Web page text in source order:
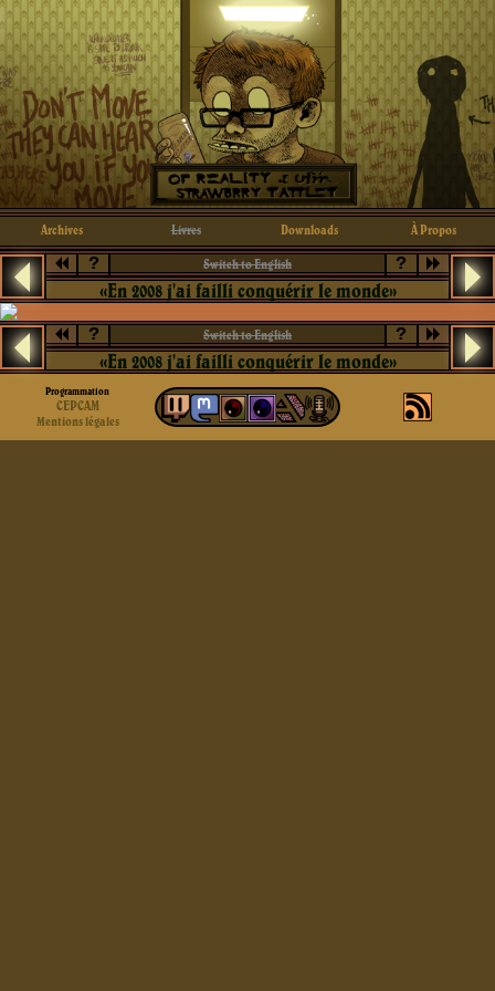
Archives Livres Downloads À Propos
? Switch to English ?
«En 2008 j'ai failli conquérir le monde»
? Switch to English ?
«En 2008 j'ai failli conquérir le monde»
Programmation
CEPCAM
Mentions légales